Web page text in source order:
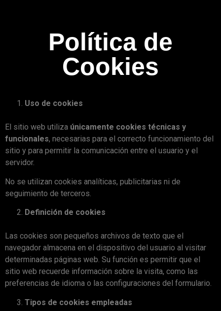
Política de
Cookies
Uso de cookies
El sitio web utiliza únicamente cookies técnicas y
funcionales, necesarias para el correcto funcionamiento del
sitio y para permitir la comunicación entre el usuario y el
servidor.
No se utilizan cookies analíticas, publicitarias ni de
seguimiento de terceros.
Definición de cookies
Las cookies son pequeños archivos de texto que el
navegador almacena en el dispositivo del usuario al visitar
determinadas páginas web. Su función es permitir que el
sitio web recuerde información sobre la visita, como las
preferencias de idioma o las configuraciones del formulario.
Tipos de cookies empleadas